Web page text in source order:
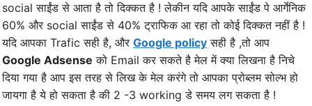
social साईंड से आता है तो दिक्कत है ! लेकीन यदि आपके साईंड पे आर्गेनिक
60% और social साईंड से 40% ट्राफिक आ रहा तो कोई दिक्कत नहीं है !
यदि आपका Trafic सही है, और Google policy सही है ,तो आप
Google Adsense को Email कर सकते है मेल में क्या लिखना है निचे
दिया गया है आप इस तरह से लिख के मेल करंगे तो आपका प्रोब्लम सोल्भ हो
जायगा है ये हो सकता है की 2 -3 working डे समय लग सकता है !